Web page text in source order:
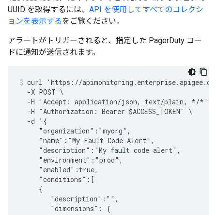
UUID を取得するには、 API を使用してすべてのコレクシ
ョンを表示するをご覧ください。
アラートがトリガーされると、指定した PagerDuty コー
ドに通知が送信されます。
curl 'https://
  -X POST \
-H 'Accept: application/json, text/plain, */*'
  -H "Authorization: Bearer $ACCESS_TOKEN" \
  -d '{
     "organization":"myorg",
     "name":"My Fault Code Alert",
     "description":"My fault code alert",
     "environment":"prod",
     "enabled":true,
     "conditions":[
     {
        "description":"",
        "dimensions": {